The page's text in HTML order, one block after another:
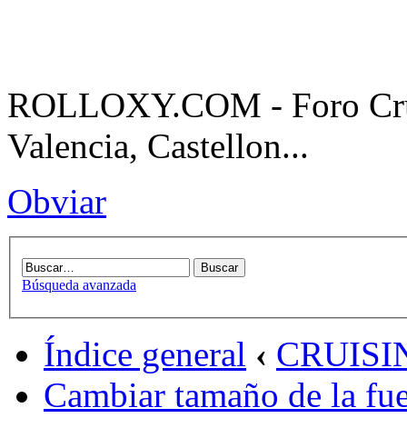
ROLLOXY.COM - Foro
Valencia, Castellon...
Obviar
Búsqueda avanzada
Índice general ‹
Cambiar tamaño de la